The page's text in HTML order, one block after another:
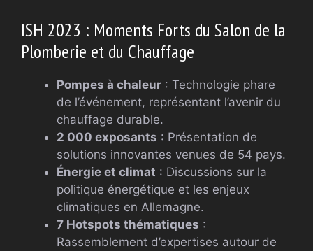
ISH 2023 : Moments Forts du Salon de la
Plomberie et du Chauffage
Pompes à chaleur : Technologie phare
de l’événement, représentant l’avenir du
chauffage durable.
2 000 exposants : Présentation de
solutions innovantes venues de 54 pays.
Énergie et climat : Discussions sur la
politique énergétique et les enjeux
climatiques en Allemagne.
7 Hotspots thématiques :
Rassemblement d’expertises autour de